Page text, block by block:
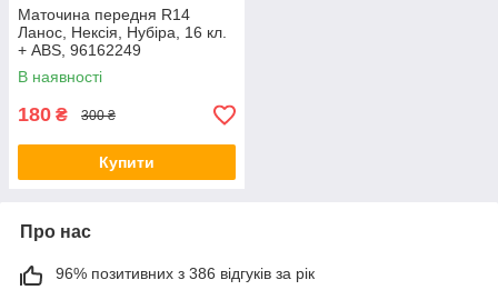
Маточина передня R14
Ланос, Нексія, Нубіра, 16 кл.
+ ABS, 96162249
В наявності
180 ₴ 300 ₴
Купити
Про нас
96% позитивних з 386 відгуків за рік